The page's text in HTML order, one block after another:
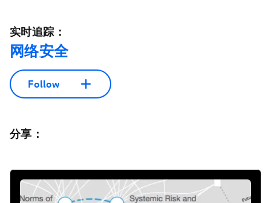
实时追踪：
网络安全
Follow
分享：